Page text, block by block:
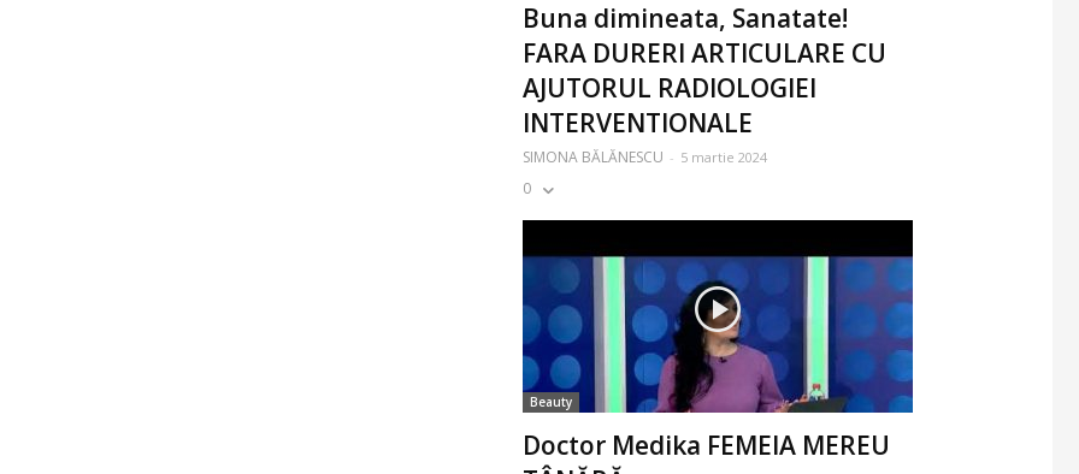
Buna dimineata, Sanatate!
FARA DURERI ARTICULARE CU
AJUTORUL RADIOLOGIEI
INTERVENTIONALE
SIMONA BĂLĂNESCU - 5 martie 2024
0
Beauty
Doctor Medika FEMEIA MEREU